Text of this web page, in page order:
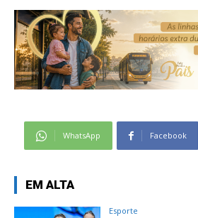
WhatsApp Facebook
EM ALTA
Esporte